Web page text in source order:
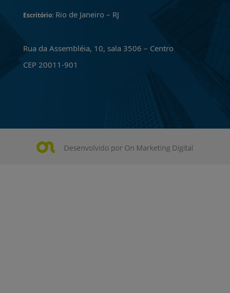
Escritório:Rio de Janeiro – RJ
Rua da Assembléia, 10, sala 3506 – Centro
CEP 20011-901